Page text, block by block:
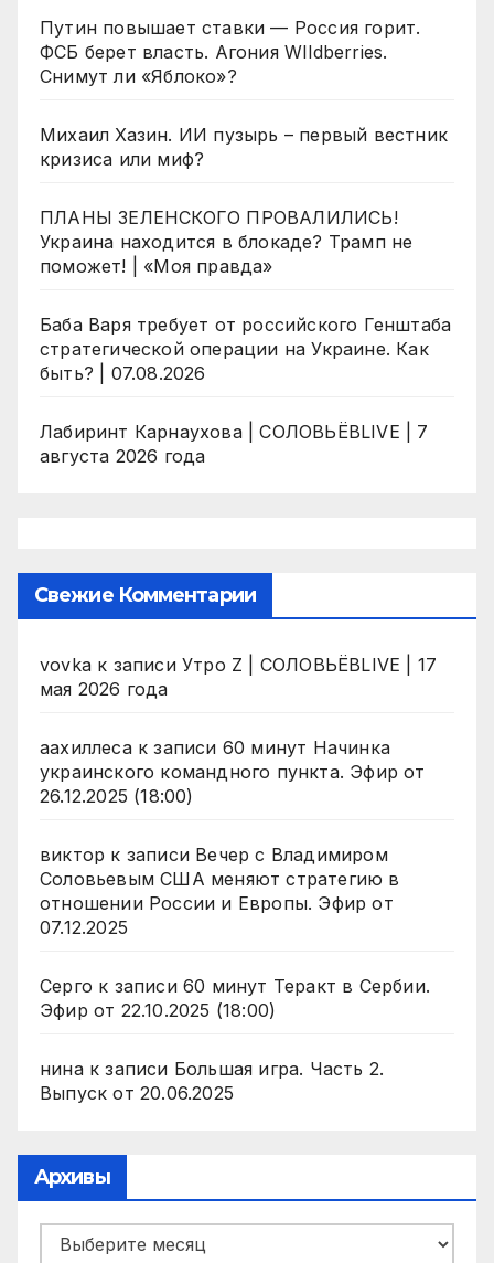
Путин повышает ставки — Россия горит.
ФСБ берет власть. Агония WIldberries.
Снимут ли «Яблоко»?
Михаил Хазин. ИИ пузырь – первый вестник
кризиса или миф?
ПЛАНЫ ЗЕЛЕНСКОГО ПРОВАЛИЛИСЬ!
Украина находится в блокаде? Трамп не
поможет! | «Моя правда»
Баба Варя требует от российского Генштаба
стратегической операции на Украине. Как
быть? | 07.08.2026
Лабиринт Карнаухова | СОЛОВЬЁВLIVE | 7
августа 2026 года
Свежие Комментарии
vovka к записи Утро Z | СОЛОВЬЁВLIVE | 17
мая 2026 года
аахиллесак записи 60 минут Начинка
украинского командного пункта. Эфир от
26.12.2025 (18:00)
виктор к записи Вечер с Владимиром
Соловьевым США меняют стратегию в
отношении России и Европы. Эфир от
07.12.2025
Серго к записи 60 минут Теракт в Сербии.
Эфир от 22.10.2025 (18:00)
нинак записи Большая игра. Часть 2.
Выпуск от 20.06.2025
Архивы
Архивы